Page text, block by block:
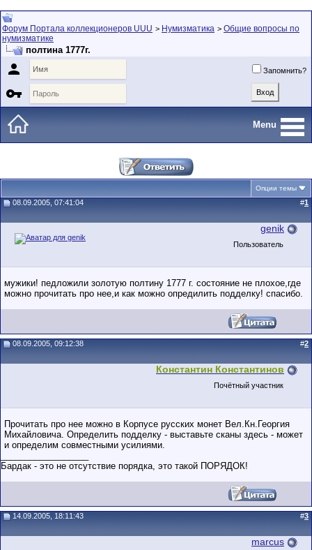
Форум Портала коллекционеров UUU > Нумизматика > Общие вопросы по
нумизматике
полтина 1777г.
 Запомнить?

Menu
Опции темы
08.09.2005, 07:41:04 #1
genik
Пользователь
мужики! педложили золотую полтину 1777 г. состояние не плохое,где
можно прочитать про нее,и как можно опредилить подделку! спасибо.
08.09.2005, 09:12:38 #2
Константин Константинов
Почётный участник
Прочитать про нее можно в Корпусе русских монет Вел.Кн.Георгия
Михайловича. Определить подделку - выставьте сканы здесь - может
и определим совместными усилиями.
Бардак - это не отсутствие порядка, это такой ПОРЯДОК!
14.09.2005, 18:11:43 #3
marcus